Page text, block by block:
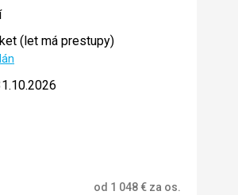
(let má prestupy)
od 1 048€ za os.